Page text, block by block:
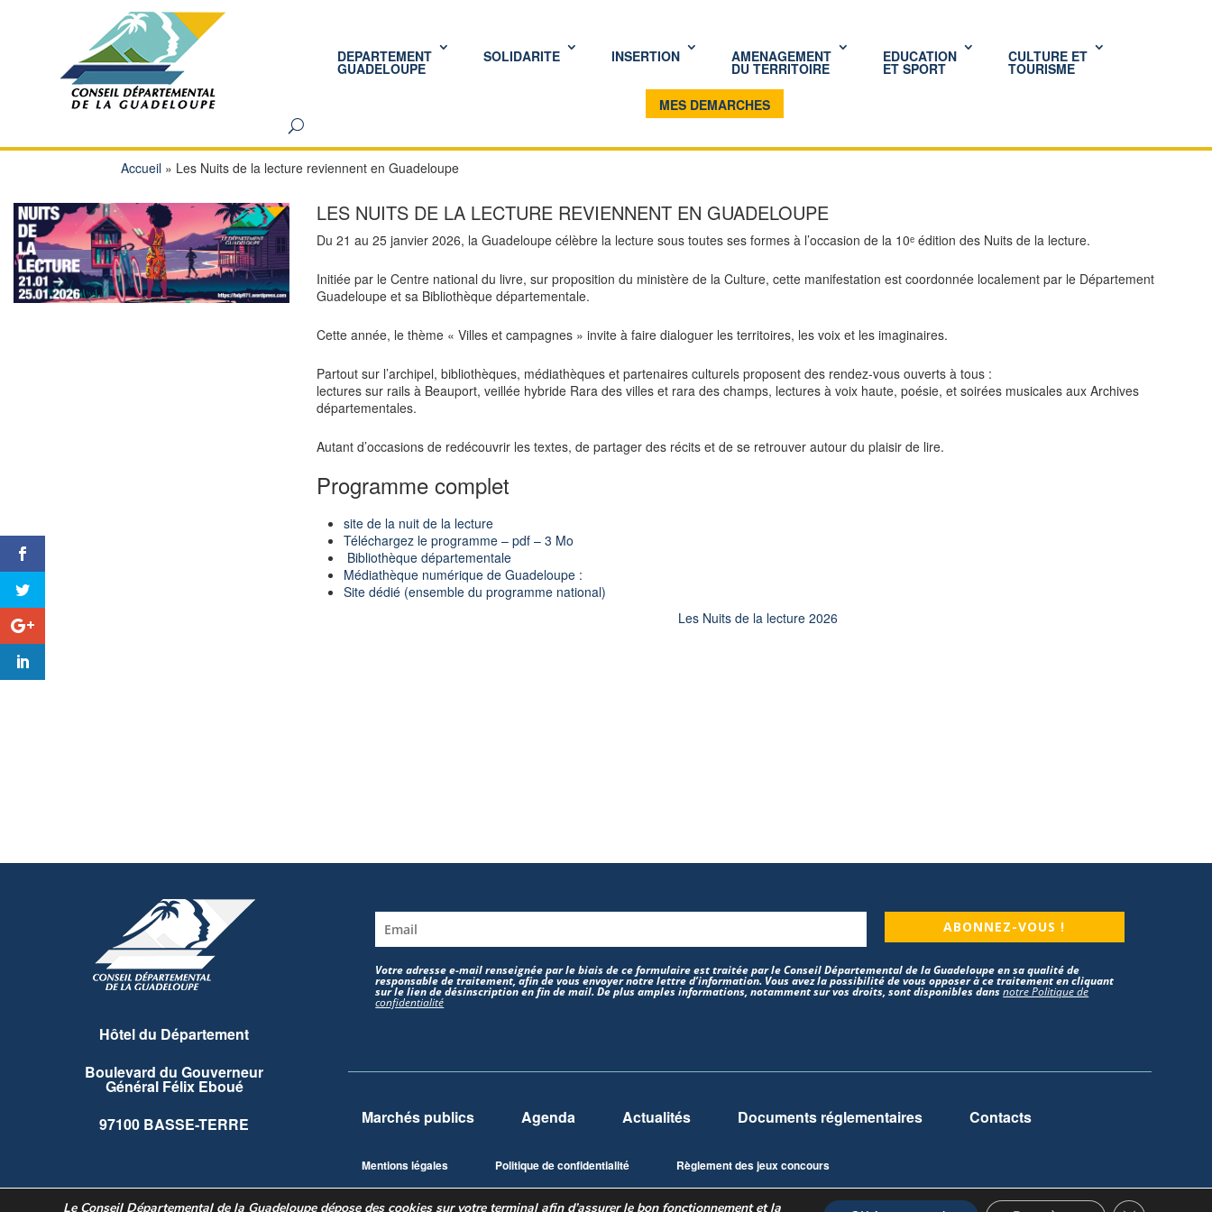
DEPARTEMENT
GUADELOUPE
SOLIDARITE INSERTION AMENAGEMENT
DU TERRITOIRE
EDUCATION
ET SPORT
CULTURE ET
TOURISME
MES DEMARCHES
Accueil » Les Nuits de la lecture reviennent en Guadeloupe
LES NUITS DE LA LECTURE REVIENNENT EN GUADELOUPE
Du 21 au 25 janvier 2026, la Guadeloupe célèbre la lecture sous toutes ses formes à l’occasion de la 10ᵉ édition des Nuits de la lecture.
Initiée par le Centre national du livre, sur proposition du ministère de la Culture, cette manifestation est coordonnée localement par le Département
Guadeloupe et sa Bibliothèque départementale.
Cette année, le thème « Villes et campagnes » invite à faire dialoguer les territoires, les voix et les imaginaires.
Partout sur l’archipel, bibliothèques, médiathèques et partenaires culturels proposent des rendez-vous ouverts à tous :
lectures sur rails à Beauport, veillée hybride Rara des villes et rara des champs, lectures à voix haute, poésie, et soirées musicales aux Archives
départementales.
Autant d’occasions de redécouvrir les textes, de partager des récits et de se retrouver autour du plaisir de lire.
Programme complet
site de la nuit de la lecture
Téléchargez le programme – pdf – 3 Mo
Bibliothèque départementale
Médiathèque numérique de Guadeloupe :
Site dédié (ensemble du programme national)
Les Nuits de la lecture 2026
Hôtel du Département
Boulevard du Gouverneur
Général Félix Eboué
97100 BASSE-TERRE
ABONNEZ-VOUS !
Votre adresse e-mail renseignée par le biais de ce formulaire est traitée par le Conseil Départemental de la Guadeloupe en sa qualité de
responsable de traitement, afin de vous envoyer notre lettre d’information. Vous avez la possibilité de vous opposer à ce traitement en cliquant
sur le lien de désinscription en fin de mail. De plus amples informations, notamment sur vos droits, sont disponibles dansnotre Politique de
confidentialité
Marchés publics Agenda Actualités Documents réglementaires Contacts
Mentions légales Politique de confidentialité Règlement des jeux concours
Le Conseil Départemental de la Guadeloupe dépose des cookies sur votre terminal afin d’assurer le bon fonctionnement et la